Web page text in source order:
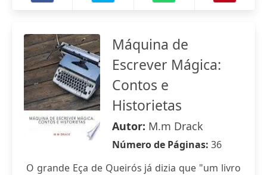
Máquina de
Escrever Mágica:
Contos e
Historietas
Autor: M.m Drack
Número de Páginas: 36
O grande Eça de Queirós já dizia que "um livro